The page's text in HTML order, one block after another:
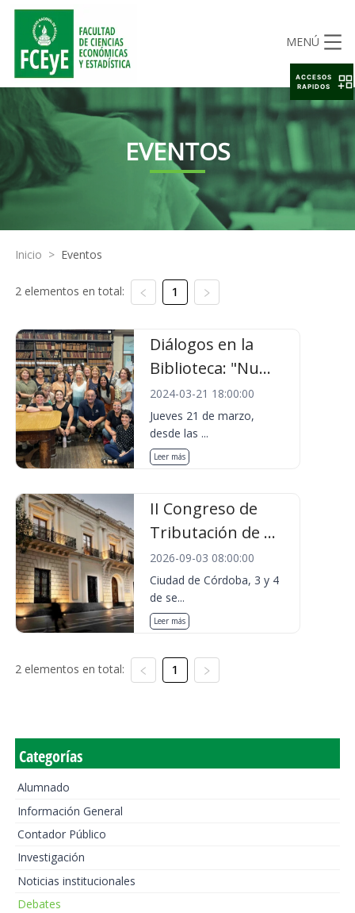
MENÚ
EVENTOS
Inicio > Eventos
2 elementos en total: 1
Diálogos en la
Biblioteca: "Nu...
2024-03-21 18:00:00
Jueves 21 de marzo,
desde las ...
Leer más
II Congreso de
Tributación de ...
2026-09-03 08:00:00
Ciudad de Córdoba, 3 y 4
de se...
Leer más
2 elementos en total: 1
Categorías
Alumnado
Información General
Contador Público
Investigación
Noticias institucionales
Debates
ACCESOS
RAPIDOS